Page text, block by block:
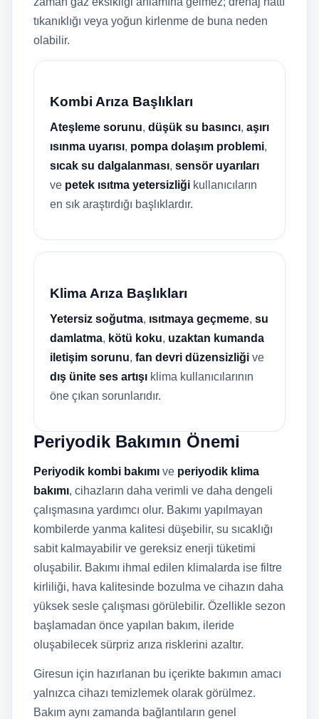
tıkanıklığı veya yoğun kirlenme de buna neden
olabilir.
Kombi Arıza Başlıkları
Ateşleme sorunu, düşük su basıncı, aşırı
ısınma uyarısı, pompa dolaşım problemi,
sıcak su dalgalanması, sensör uyarıları
ve petek ısıtma yetersizliği kullanıcıların
en sık araştırdığı başlıklardır.
Klima Arıza Başlıkları
Yetersiz soğutma, ısıtmaya geçmeme, su
damlatma, kötü koku, uzaktan kumanda
iletişim sorunu, fan devri düzensizliği ve
dış ünite ses artışı klima kullanıcılarının
öne çıkan sorunlarıdır.
Periyodik Bakımın Önemi
Periyodik kombi bakımı ve periyodik klima
bakımı, cihazların daha verimli ve daha dengeli
çalışmasına yardımcı olur. Bakımı yapılmayan
kombilerde yanma kalitesi düşebilir, su sıcaklığı
sabit kalmayabilir ve gereksiz enerji tüketimi
oluşabilir. Bakımı ihmal edilen klimalarda ise filtre
kirliliği, hava kalitesinde bozulma ve cihazın daha
yüksek sesle çalışması görülebilir. Özellikle sezon
başlamadan önce yapılan bakım, ileride
oluşabilecek sürpriz arıza risklerini azaltır.
Giresun için hazırlanan bu içerikte bakımın amacı
yalnızca cihazı temizlemek olarak görülmez.
Bakım aynı zamanda bağlantıların genel